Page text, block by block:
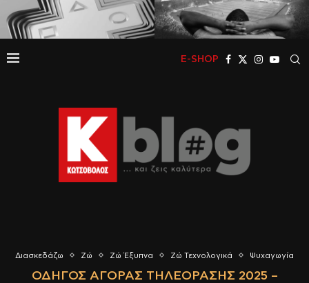
E-SHOP
Διασκεδάζω Ζώ Ζώ Έξυπνα Ζώ Τεχνολογικά Ψυχαγωγία
ΟΔΗΓΌΣ ΑΓΟΡΆΣ ΤΗΛΕΌΡΑΣΗΣ 2025 –